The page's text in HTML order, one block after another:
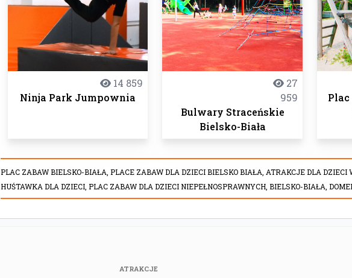
14 859
Ninja Park Jumpownia
27
959
Bulwary Straceńskie
Bielsko-Biała
Plac
PLAC ZABAW BIELSKO-BIAŁA,PLACE ZABAW DLA DZIECI BIELSKO BIAŁA, ATRAKCJE DLA DZIECI
HUŚTAWKA DLA DZIECI,PLAC ZABAW DLA DZIECI NIEPEŁNOSPRAWNYCH,BIELSKO-BIAŁA,
ATRAKCJE